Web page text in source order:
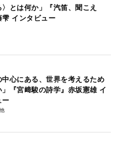
〉とは何か」『汽笛、聞こえ
雫 インタビュー
中心にある、世界を考えるため
」『宮﨑駿の詩学』赤坂憲雄 イ
ー